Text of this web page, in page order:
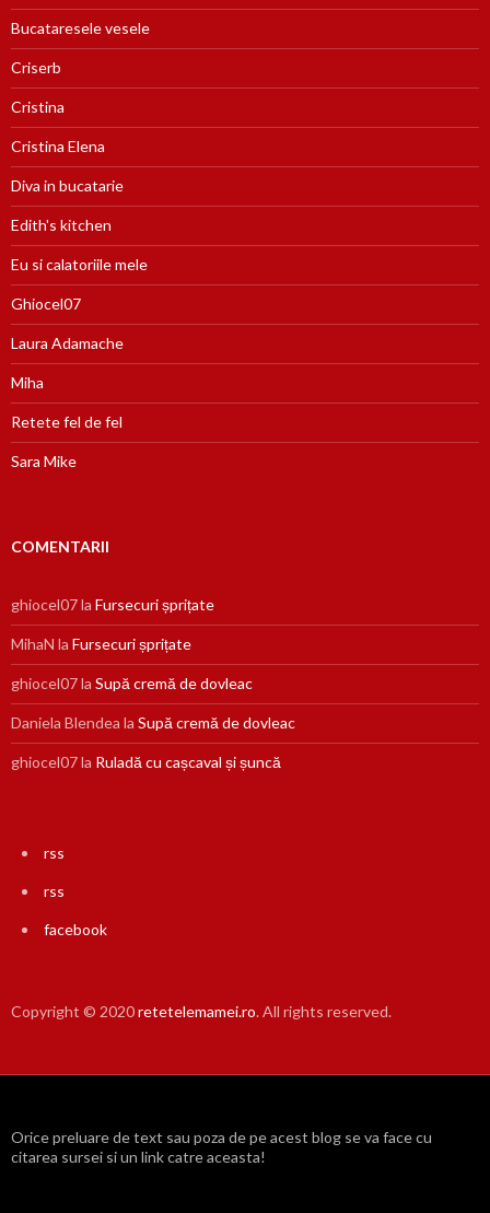
Bucataresele vesele
Criserb
Cristina
Cristina Elena
Diva in bucatarie
Edith's kitchen
Eu si calatoriile mele
Ghiocel07
Laura Adamache
Miha
Retete fel de fel
Sara Mike
COMENTARII
ghiocel07la Fursecuri șprițate
MihaN la Fursecuri șprițate
ghiocel07la Supă cremă de dovleac
Daniela Blendea la Supă cremă de dovleac
ghiocel07la Ruladă cu cașcaval și șuncă
rss
rss
facebook
Copyright © 2020retetelemamei.ro. All rights reserved.
Orice preluare de text sau poza de pe acest blog se va face cu
citarea sursei si un link catre aceasta!